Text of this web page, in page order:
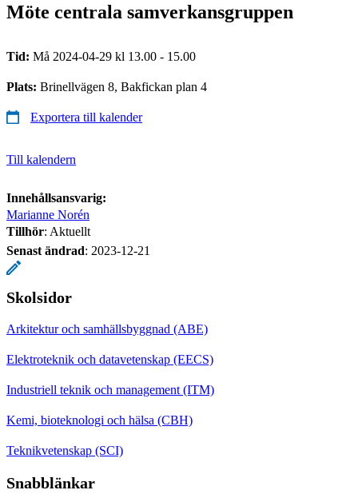
Möte centrala samverkansgruppen
Tid: Må 2024-04-29 kl 13.00 - 15.00
Plats: Brinellvägen 8, Bakfickan plan 4
Exportera till kalender
Till kalendern
Innehållsansvarig:
Marianne Norén
Tillhör: Aktuellt
Senast ändrad: 2023-12-21
Skolsidor
Arkitektur och samhällsbyggnad (ABE)
Elektroteknik och datavetenskap (EECS)
Industriell teknik och management (ITM)
Kemi, bioteknologi och hälsa (CBH)
Teknikvetenskap (SCI)
Snabblänkar